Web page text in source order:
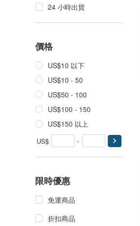
24 小時出貨
價格
US$10 以下
US$10 - 50
US$50 - 100
US$100 - 150
US$150 以上
US$ -
限時優惠
免運商品
折扣商品